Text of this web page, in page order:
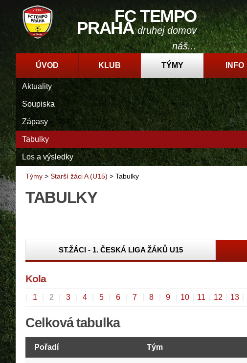
FC TEMPO
PRAHAdruhej domov
náš...
ÚVOD KLUB TÝMY INFO
Aktuality
Soupiska
Zápasy
Tabulky
Los a výsledky
Týmy > Starší žáci A (U15) > Tabulky
TABULKY
ST.ŽÁCI - 1. ČESKÁ LIGA ŽÁKŮ U15
Kola
1 2 3 4 5 6 7 8 9 10 11 12 13
Celková tabulka
Pořadí Tým